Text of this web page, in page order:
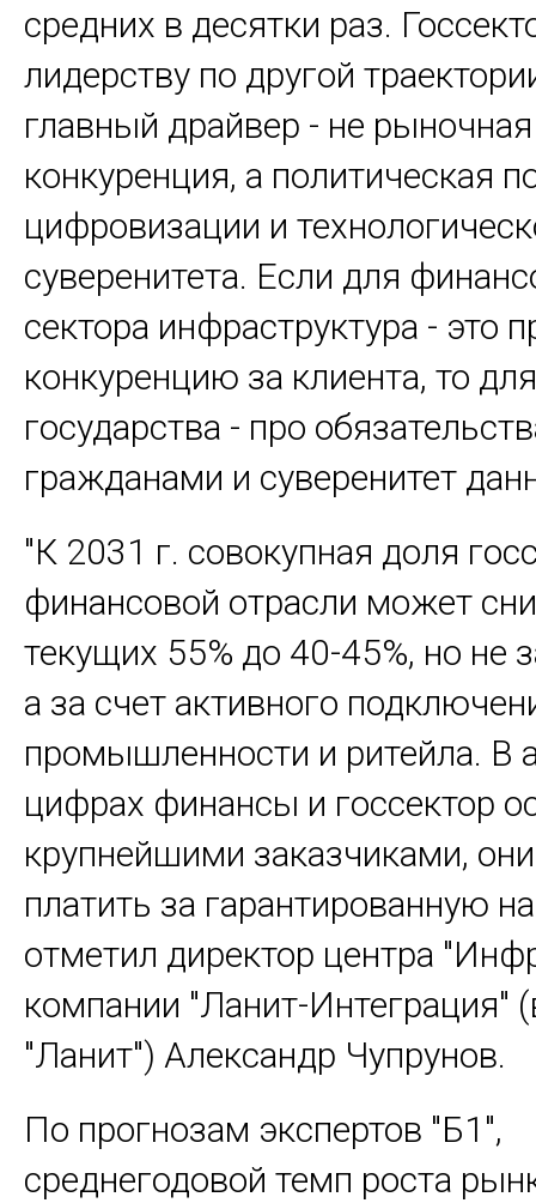
средних в десятки раз.
лидерству по другой
главный драйвер - не рыночная
конкуренция, а политическая
цифровизации и
суверенитета. Если для
сектора инфраструктура - это
конкуренцию за клиента, то для
государства - про
гражданами и суверенитет
"К 2031 г. совокупная доля
финансовой отрасли может
текущих 55% до 40-45%, но не
а за счет активного
промышленности и ритейла. В
цифрах финансы и госсектор
крупнейшими заказчиками,
платить за гарантированную
отметил директор центра
компании "Ланит-Интеграция"
"Ланит") Александр Чупрунов.
По прогнозам экспертов "Б1",
среднегодовой темп роста